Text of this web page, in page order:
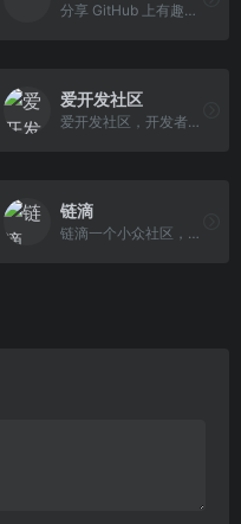
分享 GitHub 上有趣、入门级的开源项目
爱开发社区
爱开发社区，开发者知识提升园地。分享在开发过程中遇到各种问题的解决方法；分享有用的、有趣的软件和开源项目。
链滴
链滴一个小众社区，大家在这里相互信任，以平等 • 自由 • 奔放的价值观进行分享交流。最终，希望大家能够找到与自己志同道合的伙伴，共同成长。